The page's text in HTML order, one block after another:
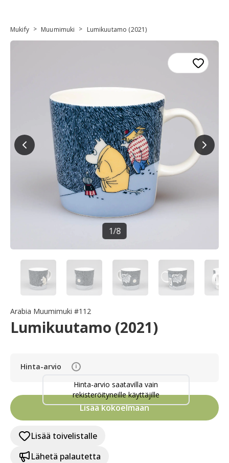
Mukify > Muumimuki > Lumikuutamo (2021)
1/8
Arabia Muumimuki #112
Lumikuutamo (2021)
Hinta-arvio i
Hinta-arvio saatavilla vain
rekisteröityneille käyttäjille
Lisää kokoelmaan
Lisää toivelistalle
Lähetä palautetta